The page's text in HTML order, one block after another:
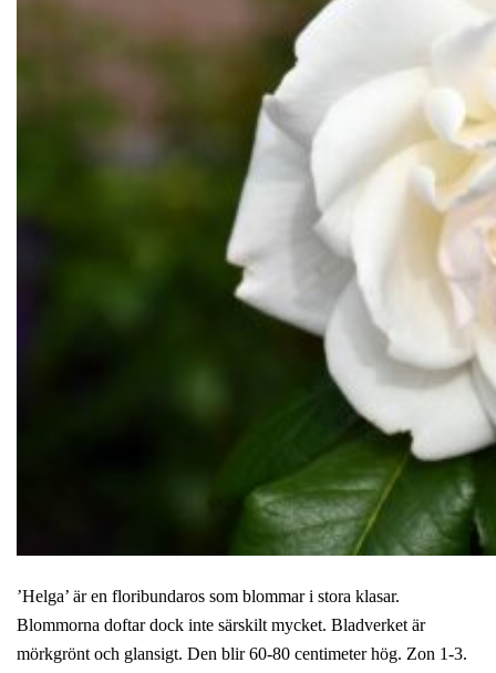
’Helga’ är en floribundaros som blommar i stora klasar.
Blommorna doftar dock inte särskilt mycket. Bladverket är
mörkgrönt och glansigt. Den blir 60-80 centimeter hög. Zon 1-3.